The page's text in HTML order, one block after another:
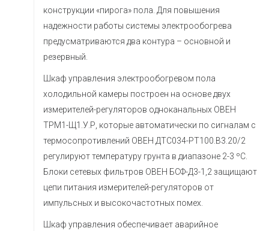
конструкции «пирога» пола. Для повышения
надежности работы системы электрообогрева
предусматриваются два контура – основной и
резервный.
Шкаф управления электрообогревом пола
холодильной камеры построен на основе двух
измерителей-регуляторов одноканальных ОВЕН
ТРМ1-Щ1.У.Р, которые автоматически по сигналам с
термосопротивлений ОВЕН ДТС034-PT100.B3.20/2
регулируют температуру грунта в диапазоне 2-3 ºC.
Блоки сетевых фильтров ОВЕН БСФ-Д3-1,2 защищают
цепи питания измерителей-регуляторов от
импульсных и высокочастотных помех.
Шкаф управления обеспечивает аварийное